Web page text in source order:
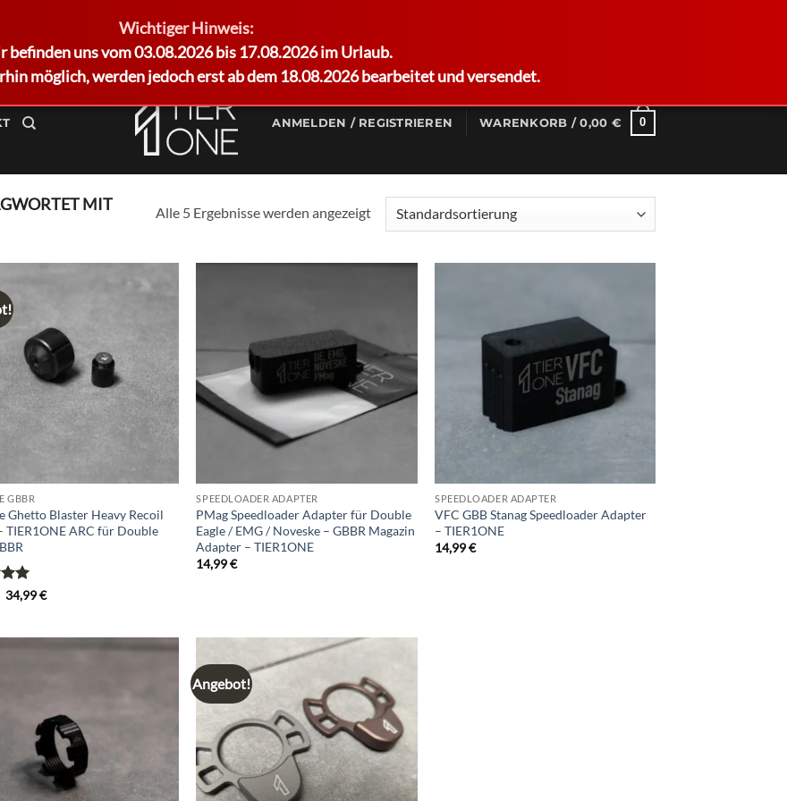
Wichtiger Hinweis:
befinden uns vom 03.08.2026 bis 17.08.2026 im Urlaub.
möglich, werden jedoch erst ab dem 18.08.2026 bearbeitet und versendet.
ANMELDEN / REGISTRIEREN WARENKORB /0,00 € 0
MIT
Alle 5 Ergebnisse werden angezeigt
GBBR
Ghetto Blaster Heavy Recoil
TIER1ONE ARC für Double
Ursprünglicher
Preis
34,99€Aktueller
SPEEDLOADER ADAPTER
PMag Speedloader Adapter für Double
Eagle / EMG / Noveske – GBBR Magazin
Adapter – TIER1ONE
14,99€
SPEEDLOADER ADAPTER
VFC GBB Stanag Speedloader Adapter
– TIER1ONE
14,99€
Angebot!
Add to
wishlist